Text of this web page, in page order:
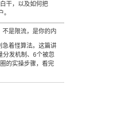
干，以及如何把
不是限流，是你的内
急着怪算法。这篇讲
分发机制、6个被忽
的实操步骤，看完